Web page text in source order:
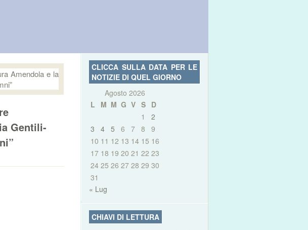
Gentili-
CLICCA SULLA DATA PER LE
NOTIZIE DI QUEL GIORNO
Agosto 2026
L
M M G V S D
1
2
3
4 5 6 7 8
9
10 11 12 13 14 15 16
17 18 19 20 21 22 23
24 25 26 27 28 29 30
31
« Lug
CHIAVI DI LETTURA